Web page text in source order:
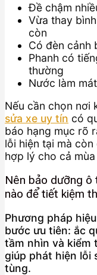
Đề chậm
Vừa thay
còn
Có đèn cảnh
Phanh có
thường
Nước làm
Nếu cần chọn nơi
sửa xe uy tín có
báo hạng mục rõ
lỗi hiện tại mà
hợp lý cho cả mùa
Nên bảo dưỡng
nào để tiết kiệm
Phương pháp
bước ưu tiên: ắc
tầm nhìn và kiểm
giúp phát hiện lỗi
tùng.